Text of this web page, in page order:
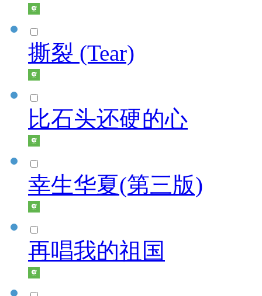
撕裂 (Tear)
比石头还硬的心
幸生华夏(第三版)
再唱我的祖国